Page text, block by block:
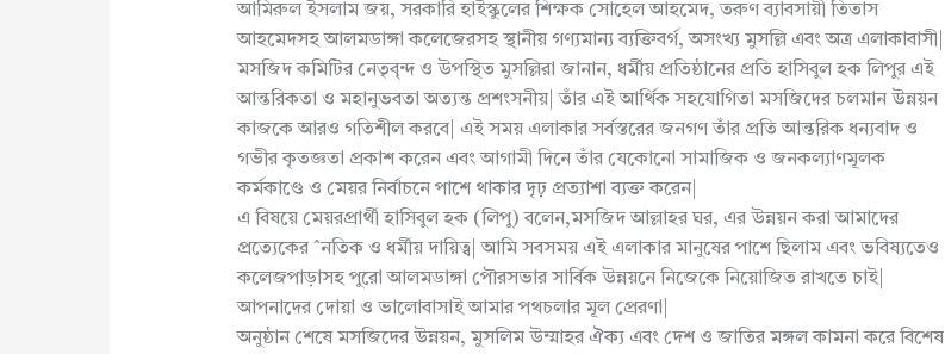
আমিরুল ইসলাম জয়, সরকারি হাইস্কুলের শিক্ষক সোহেল আহমেদ, তরুণ ব্যাবসায়ী তিতাস
আহমেদসহ আলমডাঙ্গা কলেজেরসহ স্থানীয় গণ্যমান্য ব্যক্তিবর্গ, অসংখ্য মুসল্লি এবং অত্র এলাকাবাসী|
মসজিদ কমিটির নেতৃবৃন্দ ও উপস্থিত মুসল্লিরা জানান, ধর্মীয় প্রতিষ্ঠানের প্রতি হাসিবুল হক লিপুর এই
আন্তরিকতা ও মহানুভবতা অত্যন্ত প্রশংসনীয়| তাঁর এই আর্থিক সহযোগিতা মসজিদের চলমান উন্নয়ন
কাজকে আরও গতিশীল করবে| এই সময় এলাকার সর্বস্তরের জনগণ তাঁর প্রতি আন্তরিক ধন্যবাদ ও
গভীর কৃতজ্ঞতা প্রকাশ করেন এবং আগামী দিনে তাঁর যেকোনো সামাজিক ও জনকল্যাণমূলক
কর্মকাণ্ডে ও মেয়র নির্বাচনে পাশে থাকার দৃঢ় প্রত্যাশা ব্যক্ত করেন|
এ বিষয়ে মেয়রপ্রার্থী হাসিবুল হক (লিপু) বলেন,মসজিদ আল্লাহর ঘর, এর উন্নয়ন করা আমাদের
প্রত্যেকের ˆনতিক ও ধর্মীয় দায়িত্ব| আমি সবসময় এই এলাকার মানুষের পাশে ছিলাম এবং ভবিষ্যতেও
কলেজপাড়াসহ পুরো আলমডাঙ্গা পৌরসভার সার্বিক উন্নয়নে নিজেকে নিয়োজিত রাখতে চাই|
আপনাদের দোয়া ও ভালোবাসাই আমার পথচলার মূল প্রেরণা|
অনুষ্ঠান শেষে মসজিদের উন্নয়ন, মুসলিম উম্মাহর ঐক্য এবং দেশ ও জাতির মঙ্গল কামনা করে বিশেষ